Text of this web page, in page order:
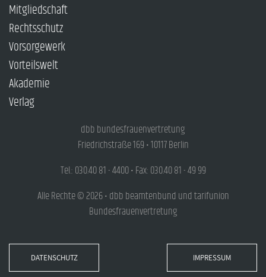
Mitgliedschaft
Rechtsschutz
Vorsorgewerk
Vorteilswelt
Akademie
Verlag
dbb bundesfrauenvertretung
Friedrichstraße 169 • 10117 Berlin
Tel.: 030.40 81 - 4400 • Fax: 030.40 81 - 49 99
Alle Rechte © 2026 • dbb beamtenbund und tarifunion
Bundesfrauenvertretung
DATENSCHUTZ IMPRESSUM